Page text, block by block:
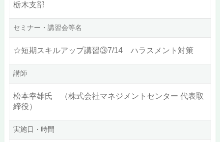
栃木支部
セミナー・講習会等名
☆短期スキルアップ講習③7/14 ハラスメント対策
講師
松本幸雄氏 （株式会社マネジメントセンター 代表取
締役）
実施日・時間